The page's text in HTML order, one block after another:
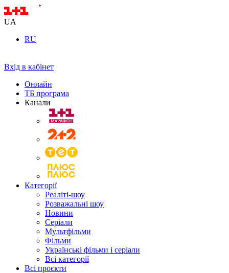
UA
RU
Вхід в кабінет
Онлайн
ТБ програма
Канали
Категорії
Реаліті-шоу
Розважальні шоу
Новини
Серіали
Мультфільми
Фільми
Українські фільми і серіали
Всі категорії
Всі проєкти